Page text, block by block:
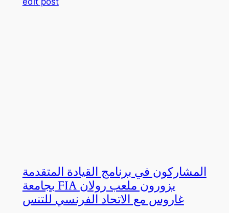
المشاركون في برنامج القيادة المتقدمة
بجامعة FIA يزورون ملعب رولان
غاروس مع الاتحاد الفرنسي للتنس